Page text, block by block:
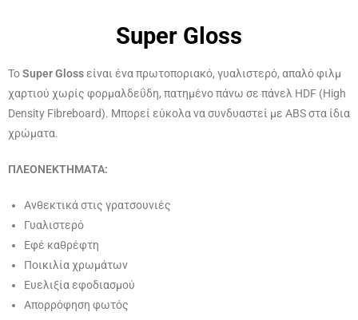
Super Gloss
ΤοSuper Glossείναι ένα πρωτοποριακό, γυαλιστερό, απαλό φιλμ
χαρτιού χωρίς φορμαλδεΰδη, πατημένο πάνω σε πάνελ HDF (High
Density Fibreboard). Μπορεί εύκολα να συνδυαστεί με ABS στα ίδια
χρώματα.
ΠΛΕΟΝΕΚΤΗΜΑΤΑ:
Ανθεκτικά στις γρατσουνιές
Γυαλιστερό
Εφέ καθρέφτη
Ποικιλία χρωμάτων
Ευελιξία εφοδιασμού
Aπορρόφηση φωτός